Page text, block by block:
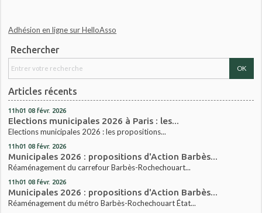
Adhésion en ligne sur HelloAsso
Rechercher
Articles récents
11h01 08 févr. 2026
Elections municipales 2026 à Paris : les...
Elections municipales 2026 : les propositions...
11h01 08 févr. 2026
Municipales 2026 : propositions d'Action Barbès...
Réaménagement du carrefour Barbès-Rochechouart...
11h01 08 févr. 2026
Municipales 2026 : propositions d'Action Barbès...
Réaménagement du métro Barbès-Rochechouart État...